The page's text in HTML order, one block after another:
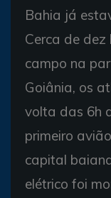
Bahia já
Cerca de
campo na
Goiânia, os
volta das 6h
primeiro
capital
elétrico foi